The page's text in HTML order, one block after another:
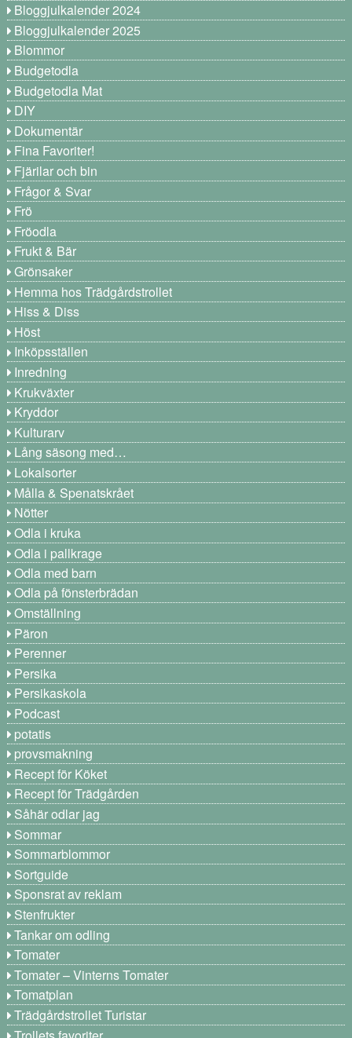
Bloggjulkalender 2024
Bloggjulkalender 2025
Blommor
Budgetodla
Budgetodla Mat
DIY
Dokumentär
Fina Favoriter!
Fjärilar och bin
Frågor & Svar
Frö
Fröodla
Frukt & Bär
Grönsaker
Hemma hos Trädgårdstrollet
Hiss & Diss
Höst
Inköpsställen
Inredning
Krukväxter
Kryddor
Kulturarv
Lång säsong med…
Lokalsorter
Målla & Spenatskrået
Nötter
Odla i kruka
Odla i pallkrage
Odla med barn
Odla på fönsterbrädan
Omställning
Päron
Perenner
Persika
Persikaskola
Podcast
potatis
provsmakning
Recept för Köket
Recept för Trädgården
Såhär odlar jag
Sommar
Sommarblommor
Sortguide
Sponsrat av reklam
Stenfrukter
Tankar om odling
Tomater
Tomater – Vinterns Tomater
Tomatplan
Trädgårdstrollet Turistar